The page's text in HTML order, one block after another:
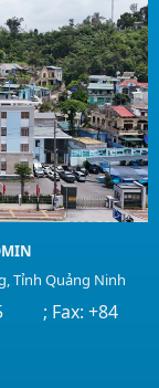
Tỉnh Quảng Ninh
; Fax: +84